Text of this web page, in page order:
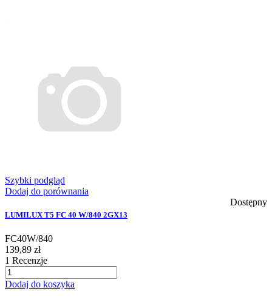
Szybki podgląd
Dodaj do porównania
Dostępny
LUMILUX T5 FC 40 W/840 2GX13
FC40W/840
139,89 zł
1 Recenzje
Dodaj do koszyka